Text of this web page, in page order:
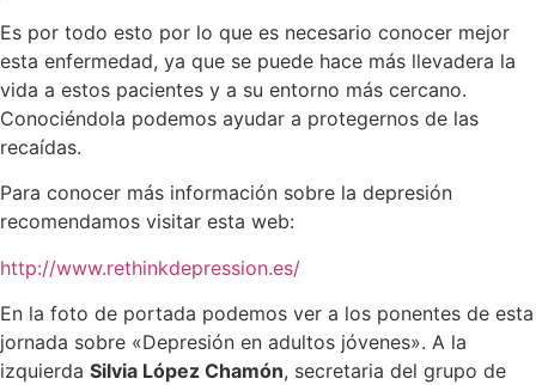
Es por todo esto por lo que es necesario conocer mejor
esta enfermedad, ya que se puede hace más llevadera la
vida a estos pacientes y a su entorno más cercano.
Conociéndola podemos ayudar a protegernos de las
recaídas.
Para conocer más información sobre la depresión
recomendamos visitar esta web:
http://www.rethinkdepression.es/
En la foto de portada podemos ver a los ponentes de esta
jornada sobre «Depresión en adultos jóvenes». A la
izquierda Silvia López Chamón, secretaria del grupo de